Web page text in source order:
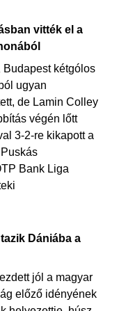
vitték el a
Budapest kétgólos
ugyan
de Lamin Colley
végén lőtt
3-2-re kikapott a
Bank Liga
Dániába a
jól a magyar
előző idényének